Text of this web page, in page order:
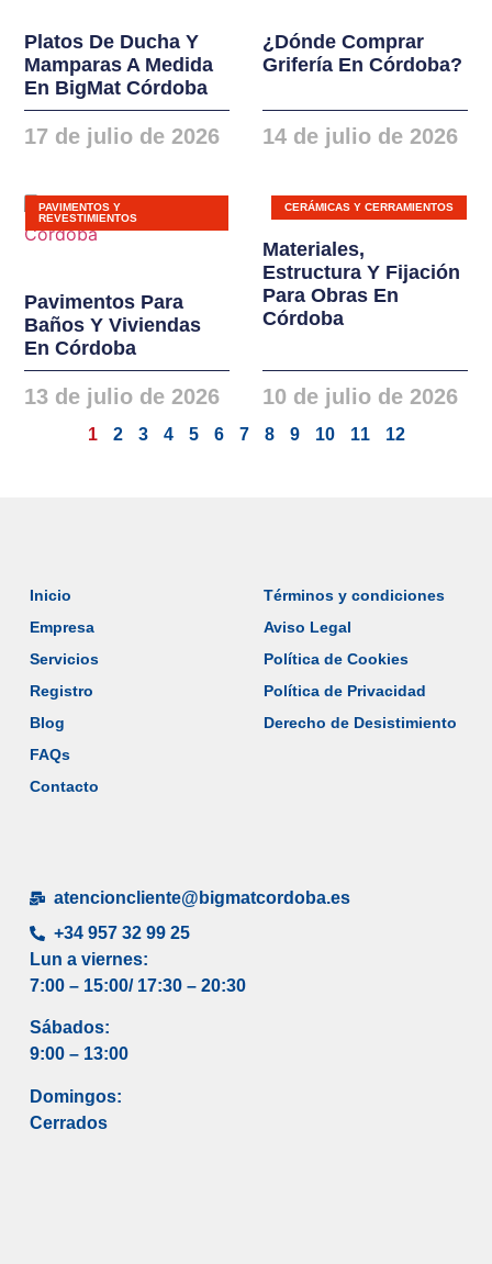
Platos De Ducha Y
Mamparas A Medida
En BigMat Córdoba
17 de julio de 2026
¿Dónde Comprar
Grifería En Córdoba?
14 de julio de 2026
PAVIMENTOS Y
REVESTIMIENTOS
Pavimentos Para
Baños Y Viviendas
En Córdoba
13 de julio de 2026
CERÁMICAS Y CERRAMIENTOS
Materiales,
Estructura Y Fijación
Para Obras En
Córdoba
10 de julio de 2026
1 2 3 4 5 6 7 8 9 10 11 12
Inicio
Empresa
Servicios
Registro
Blog
FAQs
Contacto
Términos y condiciones
Aviso Legal
Política de Cookies
Política de Privacidad
Derecho de Desistimiento
atencioncliente@bigmatcordoba.es
+34 957 32 99 25
Lun a viernes:
7:00 – 15:00/ 17:30 – 20:30
Sábados:
9:00 – 13:00
Domingos:
Cerrados